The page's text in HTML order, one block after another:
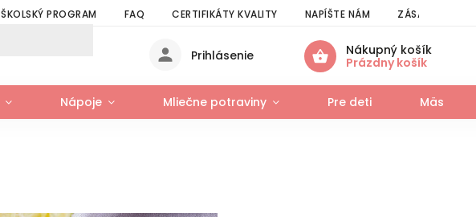
ŠKOLSKÝ PROGRAM FAQ CERTIFIKÁTY KVALITY NAPÍŠTE NÁM ZÁSADY
Nákupný košík
Prázdny košík
Prihlásenie
Nápoje Mliečne potraviny Pre deti Mäso a